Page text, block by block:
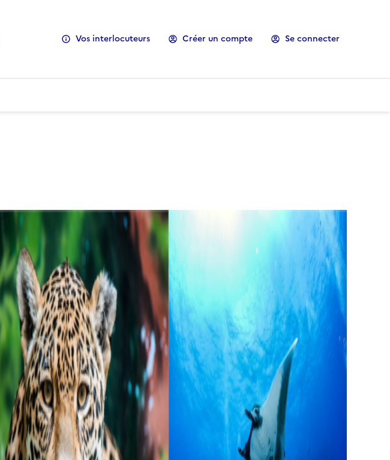
Vos interlocuteurs Créer un compte Se connecter